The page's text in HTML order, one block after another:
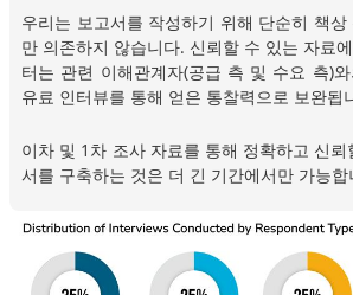
우리는 보고서를 작성하기 위해 단순히 책상
만 의존하지 않습니다. 신뢰할 수 있는 자료
터는 관련 이해관계자(공급 측 및 수요 측)
유료 인터뷰를 통해 얻은 통찰력으로 보완됩
이차 및 1차 조사 자료를 통해 정확하고 신
서를 구축하는 것은 더 긴 기간에서만 가능합